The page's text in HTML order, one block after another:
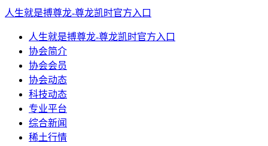
人生就是搏尊龙-尊龙凯时官方入口
人生就是搏尊龙-尊龙凯时官方入口
协会简介
协会会员
协会动态
科技动态
专业平台
综合新闻
稀土行情